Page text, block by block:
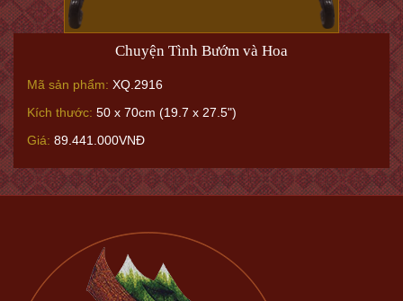
Chuyện Tình Bướm và Hoa
Mã sản phẩm: XQ.2916
Kích thước: 50 x 70cm (19.7 x 27.5")
Giá: 89.441.000VNĐ